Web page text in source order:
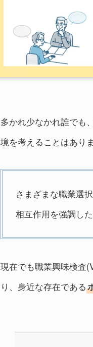
多かれ少なかれ誰でも
境を考えることはあり
さまざまな職業選
相互作用を強調し
現在でも職業興味検査
り、身近な存在である